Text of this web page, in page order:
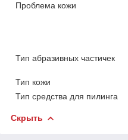
Проблема кожи
Тип абразивных частичек
Тип кожи
Тип средства для пилинга
Скрыть